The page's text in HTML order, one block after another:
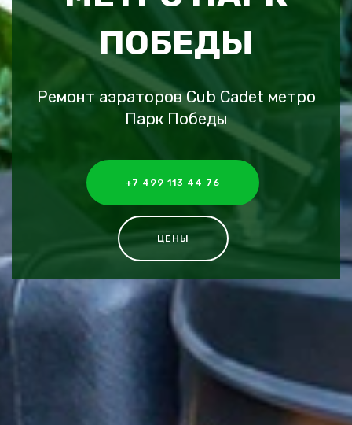
ПОБЕДЫ
Ремонт аэраторов Cub Cadet метро
Парк Победы
+7 499 113 44 76
ЦЕНЫ